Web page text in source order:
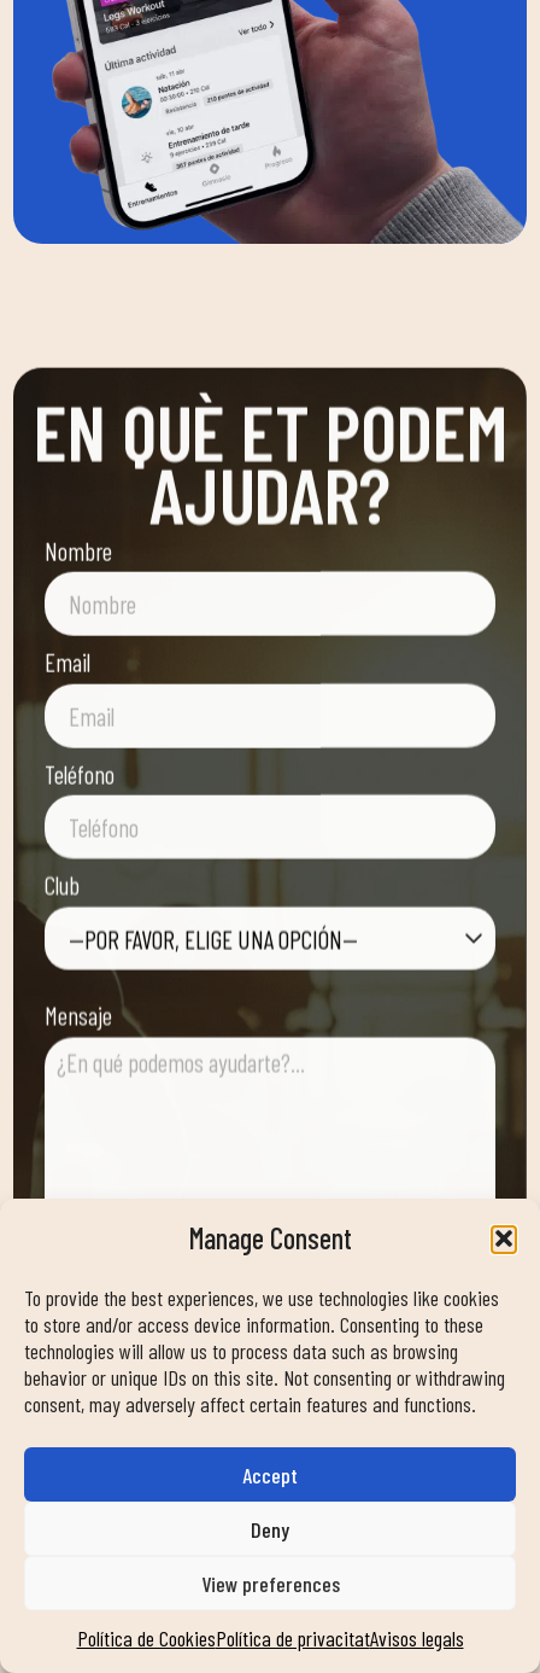
Manage Consent
To provide the best experiences, we use technologies like cookies
to store and/or access device information. Consenting to these
technologies will allow us to process data such as browsing
behavior or unique IDs on this site. Not consenting or withdrawing
consent, may adversely affect certain features and functions.
Accept
Deny
View preferences
Política de CookiesPolítica de privacitatAvisos legals
EN QUÈ ET PODEM
AJUDAR?
Nombre
Email
Teléfono
Club
—POR FAVOR, ELIGE UNA OPCIÓN—
Mensaje
Apruebo los Términos y Condiciones
Acepto recibir ofertas y promociones y la
suscripción a la newsletter sobre novedades y
artículos de mi interés.
ENVIAR